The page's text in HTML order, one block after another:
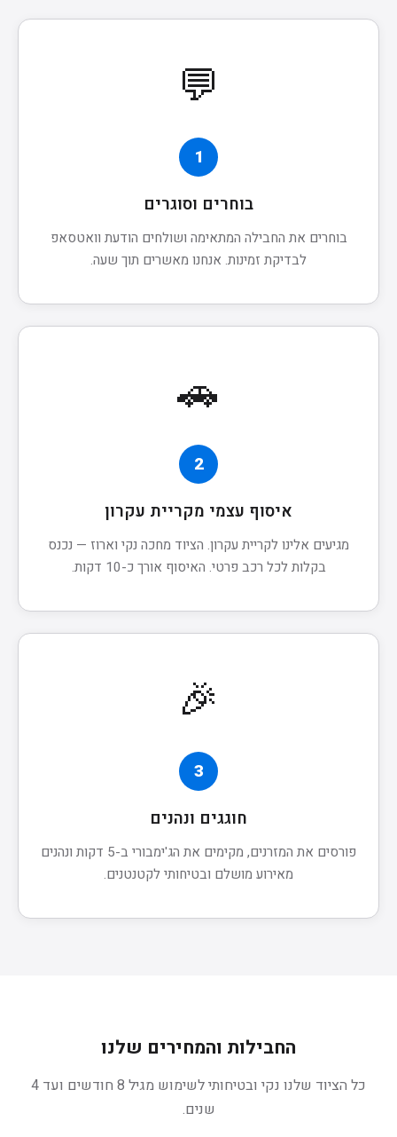
💬
1
בוחרים וסוגרים
בוחרים את החבילה המתאימה ושולחים הודעת וואטסאפ
לבדיקת זמינות. אנחנו מאשרים תוך שעה.
🚗
2
איסוף עצמי מקריית עקרון
מגיעים אלינו לקריית עקרון. הציוד מחכה נקי וארוז — נכנס
בקלות לכל רכב פרטי. האיסוף אורך כ-10 דקות.
🎉
3
חוגגים ונהנים
פורסים את המזרנים, מקימים את הג'ימבורי ב-5 דקות ונהנים
מאירוע מושלם ובטיחותי לקטנטנים.
החבילות והמחירים שלנו
כל הציוד שלנו נקי ובטיחותי לשימוש מגיל 8 חודשים ועד 4
שנים.